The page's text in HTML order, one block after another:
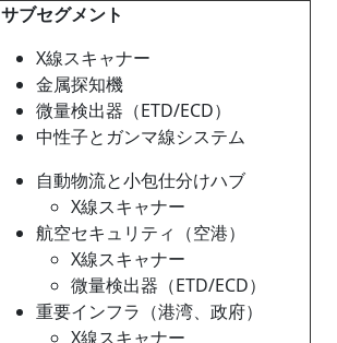
サブセグメント
X線スキャナー
金属探知機
微量検出器（ETD/ECD）
中性子とガンマ線システム
自動物流と小包仕分けハブ
X線スキャナー
航空セキュリティ（空港）
X線スキャナー
微量検出器（ETD/ECD）
重要インフラ（港湾、政府）
X線スキャナー